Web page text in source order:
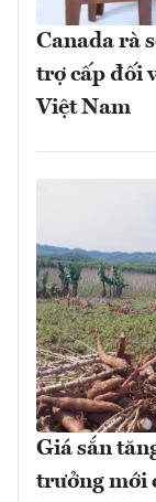
Canada rà
trợ cấp đối
Việt Nam
Giá sắn
trưởng mới